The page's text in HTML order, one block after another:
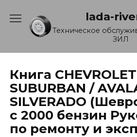
содержанию
lada-
Техническое
ЗИЛ
Книга
SUBURBAN /
SILVERADO
с 2000 бензин
по ремонту и